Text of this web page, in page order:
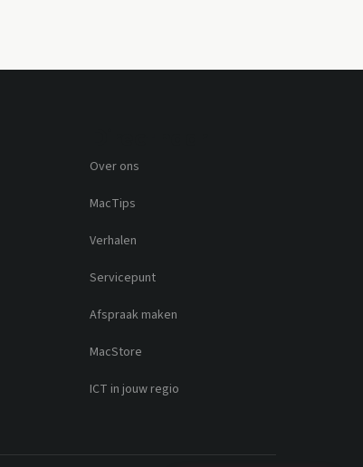
Over ons
MacTips
Verhalen
Servicepunt
Afspraak maken
MacStore
ICT in jouw regio